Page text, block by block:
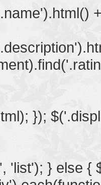
});
'list'); } else {